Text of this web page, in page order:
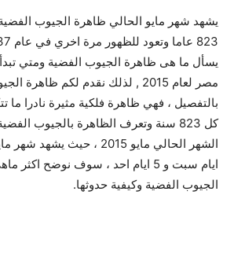
يشهد شهر مايو الحالي ظاهرة الجيوب الفضية
يسأل ما هى ظاهرة الجيوب الفضية ومتي
مصر لعام 2015 , لذلك نقدم لكم
بالتفصيل ، فهي ظاهرة فلكية مثيرة نادرا
كل 823 سنة وتعرف الظاهرة بالجيوب
ايام سبت و 5 ايام احد ، سوف نوضح
الجيوب الفضية وكيفية حدوثها.